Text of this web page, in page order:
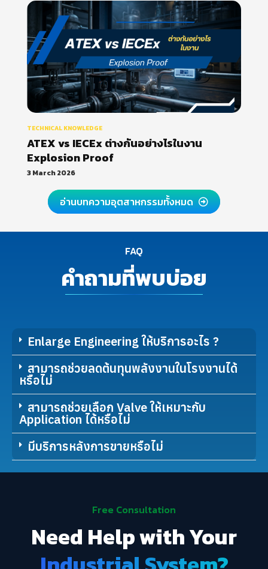
TECHNICAL KNOWLEDGE
ATEX vs IECEx ต่างกันอย่างไรในงาน
Explosion Proof
3 March 2026
อ่านบทความอุตสาหกรรมทั้งหมด
FAQ
คำถามที่พบบ่อย
Enlarge Engineering ให้บริการอะไร ?
สามารถช่วยลดต้นทุนพลังงานในโรงงานได้
หรือไม่
สามารถช่วยเลือก Valve ให้เหมาะกับ
Application ได้หรือไม่
มีบริการหลังการขายหรือไม่
Free Consultation
Need Help with Your